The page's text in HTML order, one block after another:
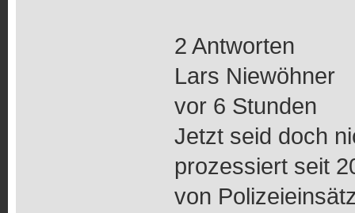
2 Antworten
Lars Niewöhner
vor 6 Stunden
Jetzt seid doch
prozessiert seit
von